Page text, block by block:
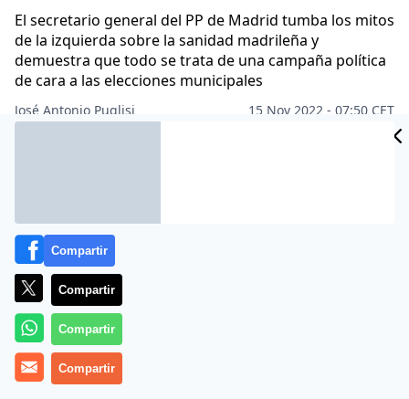
El secretario general del PP de Madrid tumba los mitos
de la izquierda sobre la sanidad madrileña y
demuestra que todo se trata de una campaña política
de cara a las elecciones municipales
José Antonio Puglisi
15 Nov 2022 - 07:50 CET
Compartir
Compartir
Compartir
Compartir